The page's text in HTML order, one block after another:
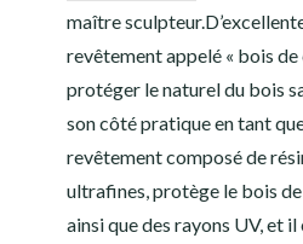
maître
revêtement appelé « bois de
protéger le naturel du bois
son côté pratique en tant
revêtement composé de
ultrafines, protège le bois de
ainsi que des rayons UV, et